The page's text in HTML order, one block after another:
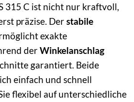
315 C ist nicht nur kraftvoll,
präzise. Derstabile
exakte
derWinkelanschlag
garantiert. Beide
einfach und schnell
flexibel auf unterschiedliche